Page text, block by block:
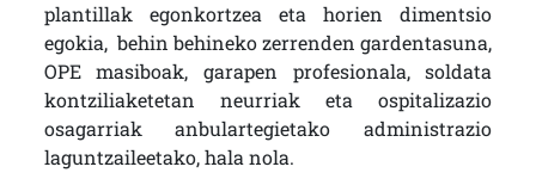
plantillak egonkortzea eta horien dimentsio
egokia, behin behineko zerrenden gardentasuna,
OPE masiboak, garapen profesionala, soldata
kontziliaketetan neurriak eta ospitalizazio
osagarriak anbulartegietako administrazio
laguntzaileetako, hala nola.